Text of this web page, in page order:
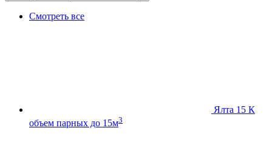
Смотреть все
Ялта 15 К
объем парных до 15м3